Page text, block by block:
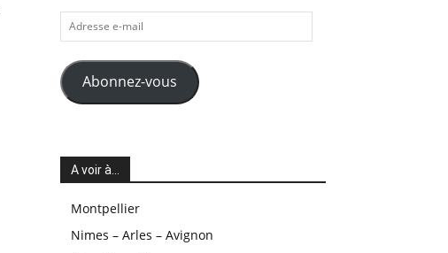
Adresse
e-
mail
Abonnez-vous
A voir à…
Montpellier
Nimes – Arles – Avignon